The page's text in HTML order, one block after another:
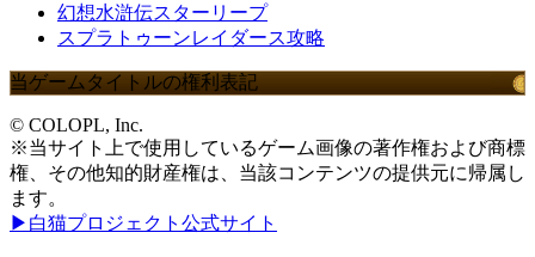
幻想水滸伝スターリープ
スプラトゥーンレイダース攻略
当ゲームタイトルの権利表記
© COLOPL, Inc.
※当サイト上で使用しているゲーム画像の著作権および商標
権、その他知的財産権は、当該コンテンツの提供元に帰属し
ます。
▶白猫プロジェクト公式サイト